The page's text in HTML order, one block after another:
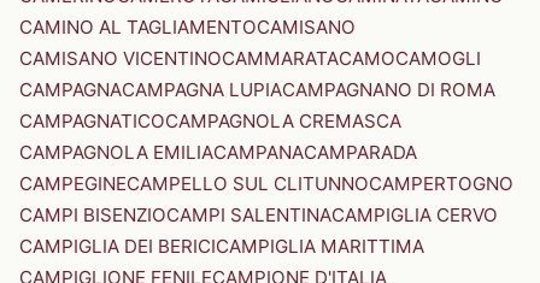
CAMINO AL TAGLIAMENTOCAMISANO
CAMISANO VICENTINOCAMMARATACAMOCAMOGLI
CAMPAGNACAMPAGNA LUPIACAMPAGNANO DI ROMA
CAMPAGNATICOCAMPAGNOLA CREMASCA
CAMPAGNOLA EMILIACAMPANACAMPARADA
CAMPEGINECAMPELLO SUL CLITUNNOCAMPERTOGNO
CAMPI BISENZIOCAMPI SALENTINACAMPIGLIA CERVO
CAMPIGLIA DEI BERICICAMPIGLIA MARITTIMA
CAMPIGLIONE FENILECAMPIONE D'ITALIA